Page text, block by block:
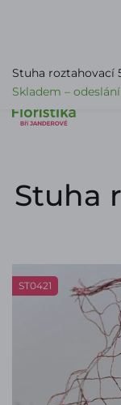
Stuha
ST0421
Stuha roztahovací
Skladem –